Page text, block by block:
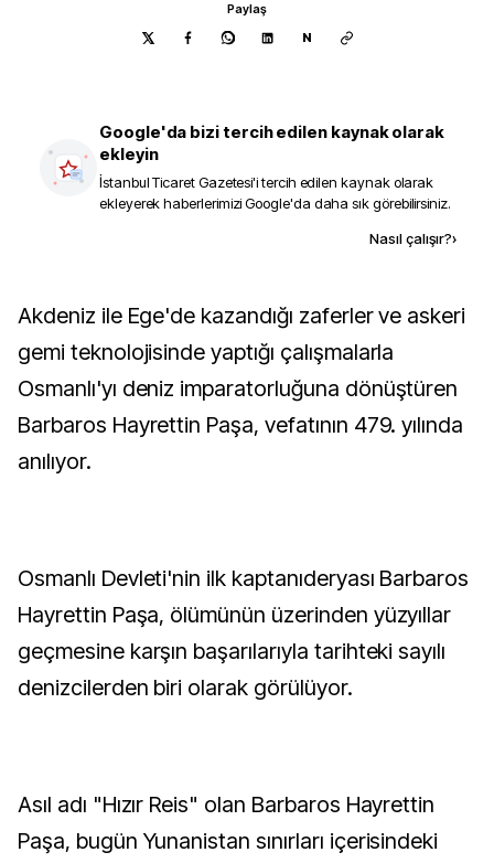
Paylaş
N
Google'da bizi tercih edilen kaynak olarak
ekleyin
İstanbul Ticaret Gazetesi'i tercih edilen kaynak olarak
ekleyerek haberlerimizi Google'da daha sık görebilirsiniz.
Nasıl çalışır?›
Akdeniz ile Ege'de kazandığı zaferler ve askeri
gemi teknolojisinde yaptığı çalışmalarla
Osmanlı'yı deniz imparatorluğuna dönüştüren
Barbaros Hayrettin Paşa, vefatının 479. yılında
anılıyor.
Osmanlı Devleti'nin ilk kaptanıderyası Barbaros
Hayrettin Paşa, ölümünün üzerinden yüzyıllar
geçmesine karşın başarılarıyla tarihteki sayılı
denizcilerden biri olarak görülüyor.
Asıl adı "Hızır Reis" olan Barbaros Hayrettin
Paşa, bugün Yunanistan sınırları içerisindeki